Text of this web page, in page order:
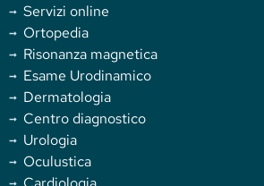
Servizi online
Ortopedia
Risonanza magnetica
Esame Urodinamico
Dermatologia
Centro diagnostico
Urologia
Oculustica